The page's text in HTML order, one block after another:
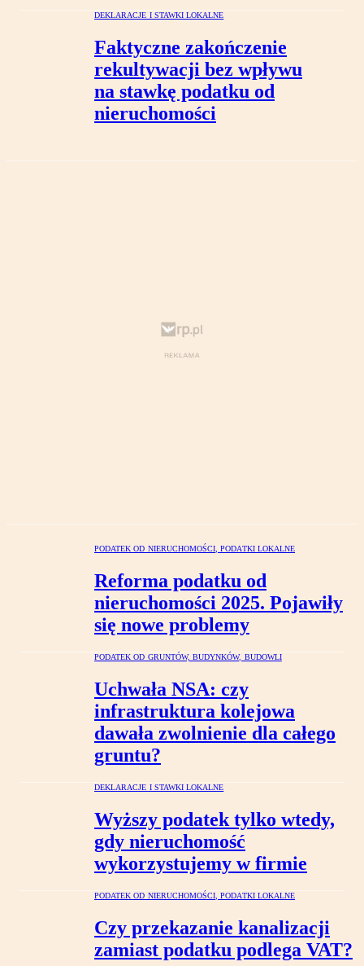
DEKLARACJE I STAWKI LOKALNE
Faktyczne zakończenie
rekultywacji bez wpływu
na stawkę podatku od
nieruchomości
PODATEK OD NIERUCHOMOŚCI, PODATKI LOKALNE
Reforma podatku od
nieruchomości 2025. Pojawiły
się nowe problemy
PODATEK OD GRUNTÓW, BUDYNKÓW, BUDOWLI
Uchwała NSA: czy
infrastruktura kolejowa
dawała zwolnienie dla całego
gruntu?
DEKLARACJE I STAWKI LOKALNE
Wyższy podatek tylko wtedy,
gdy nieruchomość
wykorzystujemy w firmie
PODATEK OD NIERUCHOMOŚCI, PODATKI LOKALNE
Czy przekazanie kanalizacji
zamiast podatku podlega VAT?